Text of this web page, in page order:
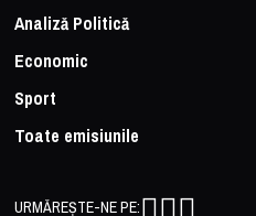
Analiză Politică
Economic
Sport
Toate emisiunile
URMĂREȘTE-NE PE: